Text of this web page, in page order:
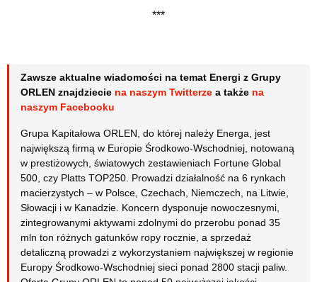
***
Zawsze aktualne wiadomości na temat Energi z Grupy
ORLEN znajdziecie na naszym Twitterze a także na
naszym Facebooku
Grupa Kapitałowa ORLEN, do której należy Energa, jest
największą firmą w Europie Środkowo-Wschodniej, notowaną
w prestiżowych, światowych zestawieniach Fortune Global
500, czy Platts TOP250. Prowadzi działalność na 6 rynkach
macierzystych – w Polsce, Czechach, Niemczech, na Litwie,
Słowacji i w Kanadzie. Koncern dysponuje nowoczesnymi,
zintegrowanymi aktywami zdolnymi do przerobu ponad 35
mln ton różnych gatunków ropy rocznie, a sprzedaż
detaliczną prowadzi z wykorzystaniem największej w regionie
Europy Środkowo-Wschodniej sieci ponad 2800 stacji paliw.